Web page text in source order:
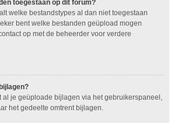
toegestaan op dit forum?
welke bestandstypes al dan niet toegestaan
bent welke bestanden geüpload mogen
op met de beheerder voor verdere
al je geüploade bijlagen via het gebruikerspaneel,
het gedeelte omtrent bijlagen.